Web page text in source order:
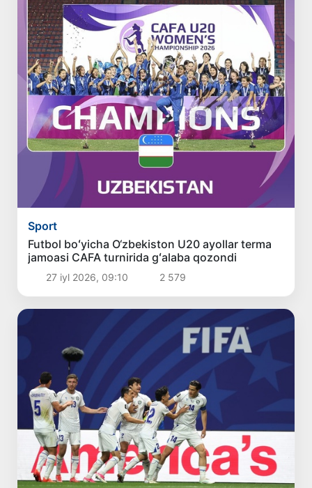
Sport
Futbol boʻyicha O‘zbekiston U20 ayollar terma
jamoasi CAFA turnirida gʻalaba qozondi
27 iyl 2026, 09:10 2 579